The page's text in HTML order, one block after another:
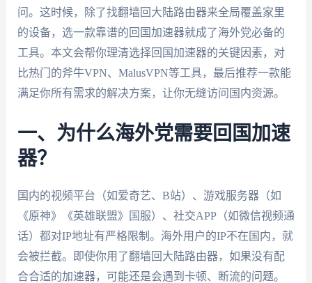
问。这时候，除了找翻墙回大陆路由器来全局覆盖家里
的设备，选一款靠谱的回国加速器就成了海外党必备的
工具。本文会帮你理清选择回国加速器的关键因素，对
比热门的斧牛VPN、MalusVPN等工具，最后推荐一款能
满足你所有需求的解决方案，让你无缝访问国内资源。
一、为什么海外党需要回国加速
器？
国内的视频平台（如爱奇艺、B站）、游戏服务器（如
《原神》《英雄联盟》国服）、社交APP（如微信视频通
话）都对IP地址有严格限制。海外用户的IP不在国内，就
会被拦截。即使你用了翻墙回大陆路由器，如果没有配
合合适的加速器，可能还是会遇到卡顿、断流的问题。